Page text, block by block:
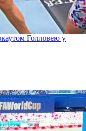
Голловею у